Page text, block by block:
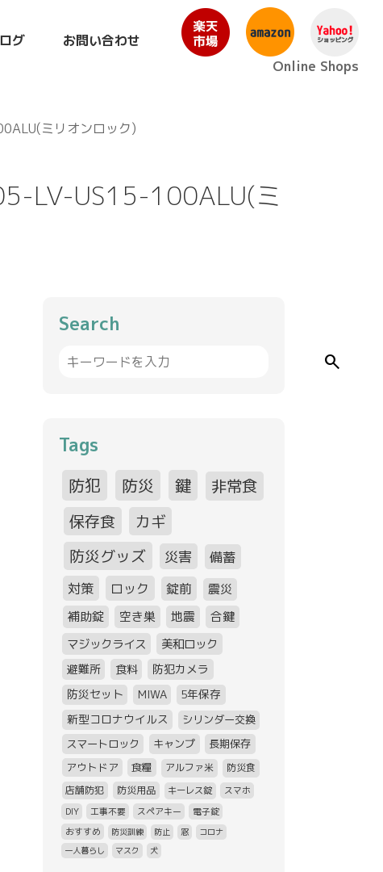
グ
お問い合わせ
Online Shops
ミリオンロック)
LV-US15-100ALU(ミ
Search
search
Tags
防犯 防災 鍵 非常食
保存食
カギ
防災グッズ
災害
備蓄
対策
ロック 錠前
震災
補助錠
空き巣 地震
合鍵
マジックライス
美和ロック
避難所 食料
防犯カメラ
防災セット
MIWA
5年保存
新型コロナウイルス
シリンダー交換
スマートロック
キャンプ
長期保存
アウトドア
食糧 アルファ米
防災食
店舗防犯
防災用品 キーレス錠
スマホ
DIY
工事不要 スペアキー
電子錠
おすすめ
防災訓練 防止 窓
コロナ
一人暮らし
マスク 犬